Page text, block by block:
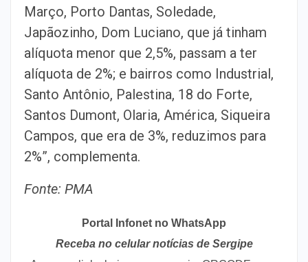
Março, Porto Dantas, Soledade,
Japãozinho, Dom Luciano, que já tinham
alíquota menor que 2,5%, passam a ter
alíquota de 2%; e bairros como Industrial,
Santo Antônio, Palestina, 18 do Forte,
Santos Dumont, Olaria, América, Siqueira
Campos, que era de 3%, reduzimos para
2%”, complementa.
Fonte: PMA
Portal Infonet no WhatsApp
Receba no celular notícias de Sergipe